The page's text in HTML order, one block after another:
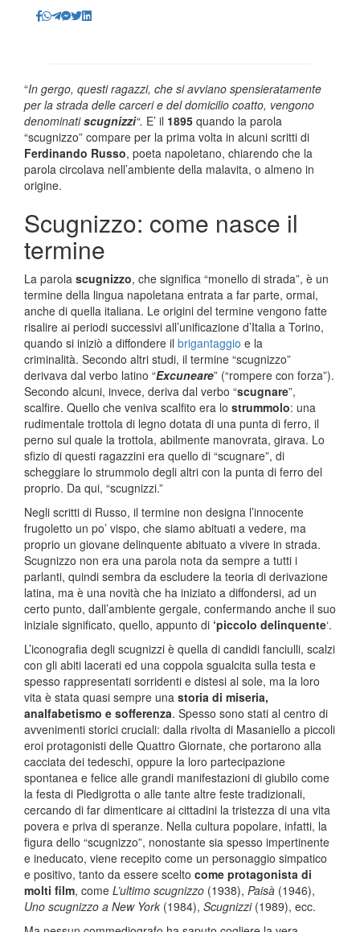
“In gergo, questi ragazzi, che si avviano spensieratamente
per la strada delle carceri e del domicilio coatto, vengono
denominatiscugnizzi“. E’ il 1895 quando la parola
“scugnizzo” compare per la prima volta in alcuni scritti di
Ferdinando Russo, poeta napoletano, chiarendo che la
parola circolava nell’ambiente della malavita, o almeno in
origine.
Scugnizzo: come nasce il
termine
La parola scugnizzo, che significa “monello di strada”, è un
termine della lingua napoletana entrata a far parte, ormai,
anche di quella italiana. Le origini del termine vengono fatte
risalire ai periodi successivi all’unificazione d’Italia a Torino,
quando si iniziò a diffondere il brigantaggio e la
criminalità. Secondo altri studi, il termine “scugnizzo”
derivava dal verbo latino “Excuneare” (“rompere con forza”).
Secondo alcuni, invece, deriva dal verbo “scugnare”,
scalfire. Quello che veniva scalfito era lo strummolo: una
rudimentale trottola di legno dotata di una punta di ferro, il
perno sul quale la trottola, abilmente manovrata, girava. Lo
sfizio di questi ragazzini era quello di “scugnare”, di
scheggiare lo strummolo degli altri con la punta di ferro del
proprio. Da qui, “scugnizzi.”
Negli scritti di Russo, il termine non designa l’innocente
frugoletto un po’ vispo, che siamo abituati a vedere, ma
proprio un giovane delinquente abituato a vivere in strada.
Scugnizzo non era una parola nota da sempre a tutti i
parlanti, quindi sembra da escludere la teoria di derivazione
latina, ma è una novità che ha iniziato a diffondersi, ad un
certo punto, dall’ambiente gergale, confermando anche il suo
iniziale significato, quello, appunto di ‘piccolo delinquente‘.
L’iconografia degli scugnizzi è quella di candidi fanciulli, scalzi
con gli abiti lacerati ed una coppola sgualcita sulla testa e
spesso rappresentati sorridenti e distesi al sole, ma la loro
vita è stata quasi sempre una storia di miseria,
analfabetismo e sofferenza. Spesso sono stati al centro di
avvenimenti storici cruciali: dalla rivolta di Masaniello a piccoli
eroi protagonisti delle Quattro Giornate, che portarono alla
cacciata dei tedeschi, oppure la loro partecipazione
spontanea e felice alle grandi manifestazioni di giubilo come
la festa di Piedigrotta o alle tante altre feste tradizionali,
cercando di far dimenticare ai cittadini la tristezza di una vita
povera e priva di speranze. Nella cultura popolare, infatti, la
figura dello “scugnizzo”, nonostante sia spesso impertinente
e ineducato, viene recepito come un personaggio simpatico
e positivo, tanto da essere scelto come protagonista di
molti film, come L’ultimo scugnizzo (1938), Paisà (1946),
Uno scugnizzo a New York (1984), Scugnizzi(1989), ecc.